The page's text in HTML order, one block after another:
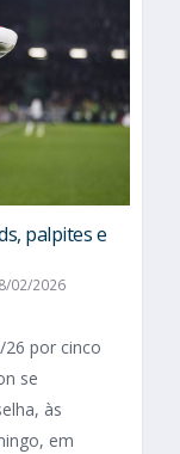
palpites e
02/2026
26 por cinco
se
às
em